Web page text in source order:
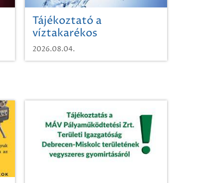
Tájékoztató a
víztakarékos
vízhasználatról
2026.08.04.